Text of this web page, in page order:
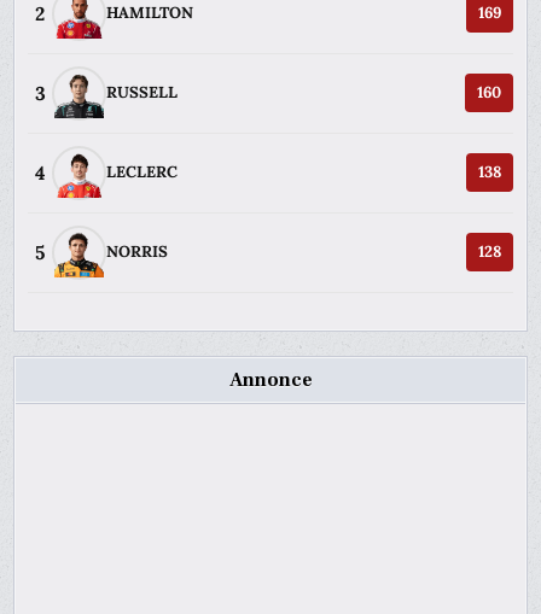
2 HAMILTON 169
3 RUSSELL 160
4 LECLERC 138
5 NORRIS 128
Annonce